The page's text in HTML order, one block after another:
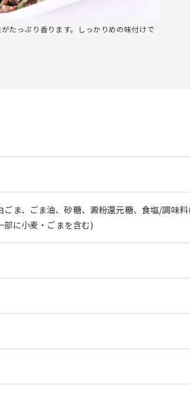
たっぷり香ります。しっかりめの味付けで
ま、ごま油、砂糖、澱粉還元糖、食塩/調味
に小麦・ごまを含む)